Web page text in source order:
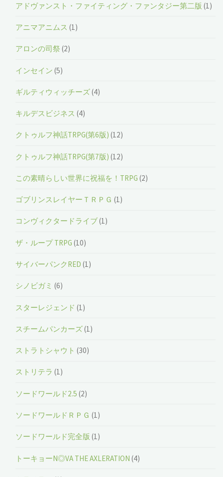
アドヴァンスト・ファイティング・ファンタジー第二版 (1)
アニマアニムス (1)
アロンの司祭 (2)
インセイン (5)
ギルティウィッチーズ(4)
キルデスビジネス (4)
クトゥルフ神話TRPG(第6版) (12)
クトゥルフ神話TRPG(第7版) (12)
この素晴らしい世界に祝福を！TRPG (2)
ゴブリンスレイヤーＴＲＰＧ (1)
コンヴィクタードライブ(1)
ザ・ループ TRPG (10)
サイバーパンクRED (1)
シノビガミ (6)
スターレジェンド (1)
スチームパンカーズ(1)
ストラトシャウト (30)
ストリテラ (1)
ソードワールド2.5 (2)
ソードワールドＲＰＧ (1)
ソードワールド完全版 (1)
トーキョーN◎VA THE AXLERATION (4)